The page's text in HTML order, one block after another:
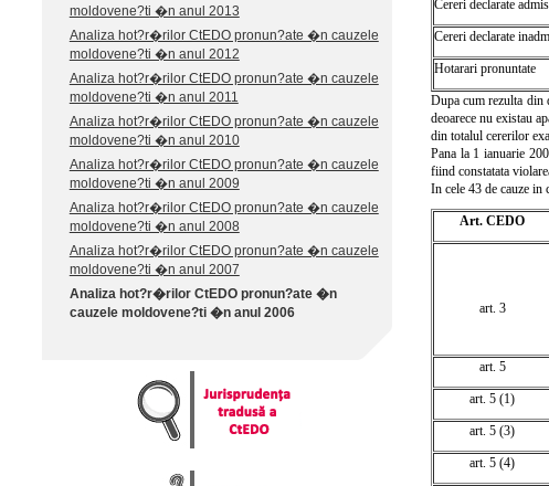
moldovene?ti �n anul 2013
Analiza hot?r�rilor CtEDO pronun?ate �n cauzele
moldovene?ti �n anul 2012
Analiza hot?r�rilor CtEDO pronun?ate �n cauzele
moldovene?ti �n anul 2011
Analiza hot?r�rilor CtEDO pronun?ate �n cauzele
moldovene?ti �n anul 2010
Analiza hot?r�rilor CtEDO pronun?ate �n cauzele
moldovene?ti �n anul 2009
Analiza hot?r�rilor CtEDO pronun?ate �n cauzele
moldovene?ti �n anul 2008
Analiza hot?r�rilor CtEDO pronun?ate �n cauzele
moldovene?ti �n anul 2007
Analiza hot?r�rilor CtEDO pronun?ate �n
cauzele moldovene?ti �n anul 2006
Cereri declarate
Cereri declarate
Hotarari pronuntate
Dupa cum rezulta din
deoarece nu existau
din totalul cererilor
Pana la 1 ianuarie
fiind constatata
In cele 43 de cauze in
Art. CEDO
art. 3
art. 5
art. 5 (1)
art. 5 (3)
art. 5 (4)